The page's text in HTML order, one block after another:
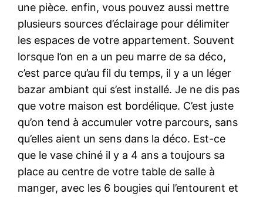
une pièce. enfin, vous pouvez aussi mettre
plusieurs sources d’éclairage pour délimiter
les espaces de votre appartement. Souvent
lorsque l’on en a un peu marre de sa déco,
c’est parce qu’au fil du temps, il y a un léger
bazar ambiant qui s’est installé. Je ne dis pas
que votre maison est bordélique. C’est juste
qu’on tend à accumuler votre parcours, sans
qu’elles aient un sens dans la déco. Est-ce
que le vase chiné il y a 4 ans a toujours sa
place au centre de votre table de salle à
manger, avec les 6 bougies qui l’entourent et